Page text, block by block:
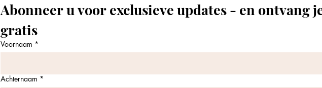
Abonneer u voor exclusieve updates - en ontvang
gratis
Voornaam *
Achternaam *